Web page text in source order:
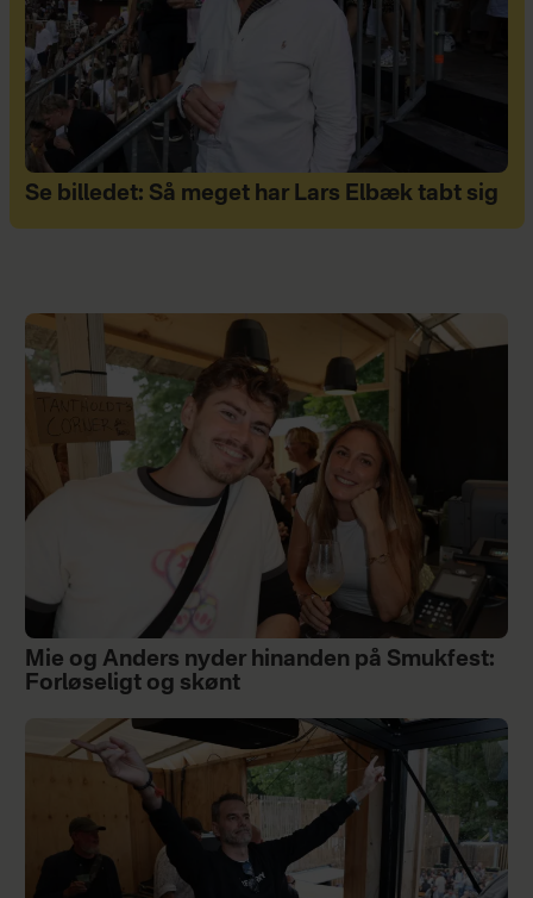
Se billedet: Så meget har Lars Elbæk tabt sig
Mie og Anders nyder hinanden på Smukfest:
Forløseligt og skønt